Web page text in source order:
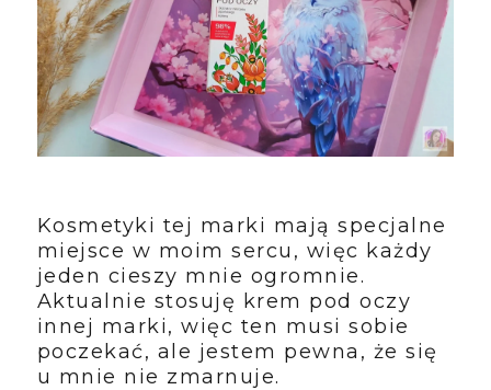
Kosmetyki tej marki mają specjalne
miejsce w moim sercu, więc każdy
jeden cieszy mnie ogromnie.
Aktualnie stosuję krem pod oczy
innej marki, więc ten musi sobie
poczekać, ale jestem pewna, że się
u mnie nie zmarnuje.